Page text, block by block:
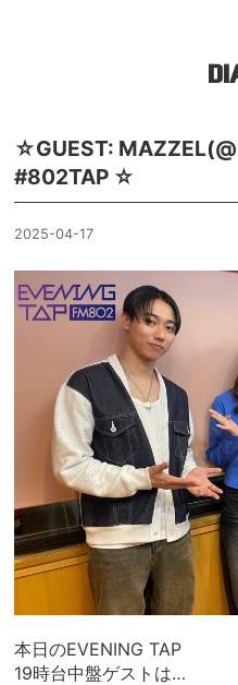
☆GUEST:
#802TAP ☆
2025-04-17
本日のEVENING TAP
19時台中盤ゲストは…